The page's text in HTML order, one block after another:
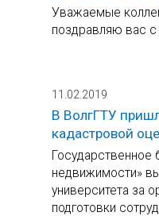
Уважаемые
поздравляю вас
11.02.2019
В ВолгГТУ
кадастровой
Государственное
недвижимости»
университета за
подготовки